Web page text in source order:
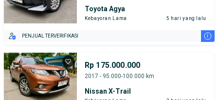
Toyota Agya
Kebayoran Lama 5 hari yang lalu
PENJUAL TERVERIFIKASI i
Rp 175.000.000
2017 - 95.000-100.000 km
Nissan X-Trail